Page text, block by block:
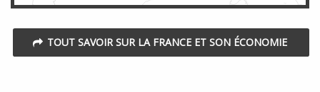
TOUT SAVOIR SUR LA FRANCE ET SON ÉCONOMIE